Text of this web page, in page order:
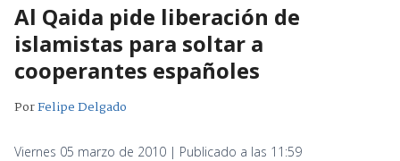
Al Qaida pide liberación de
islamistas para soltar a
cooperantes españoles
PorFelipe Delgado
Viernes 05 marzo de 2010 | Publicado a las 11:59